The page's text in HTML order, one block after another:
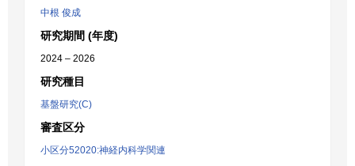
中根 俊成
研究期間 (年度)
2024 – 2026
研究種目
基盤研究(C)
審査区分
小区分52020:神経内科学関連